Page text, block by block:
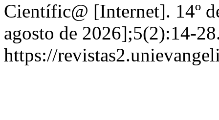
Científic@ [Internet]. 14º
agosto de 2026];5(2):14-
https://